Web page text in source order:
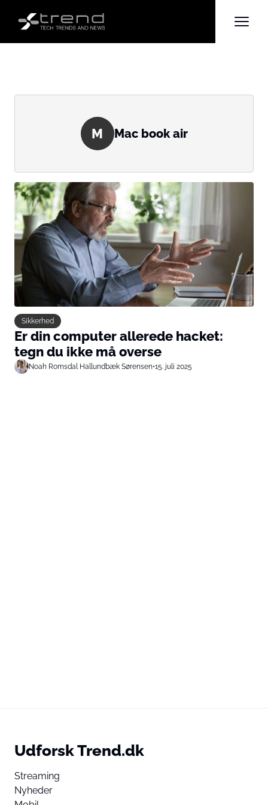
M Mac book air
Sikkerhed
Er din computer allerede hacket:
tegn du ikke må overse
Noah Romsdal Hallundbæk Sørensen•15. juli 2025
Udforsk Trend.dk
Streaming
Nyheder